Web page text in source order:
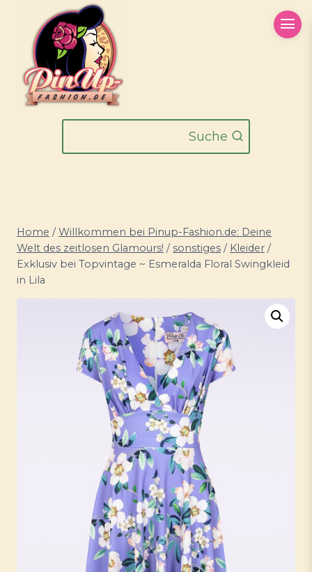
springen
Suche
Home / Willkommen bei Pinup-Fashion.de: Deine
Welt des zeitlosen Glamours! / sonstiges / Kleider /
Exklusiv bei Topvintage ~ Esmeralda Floral Swingkleid
in Lila